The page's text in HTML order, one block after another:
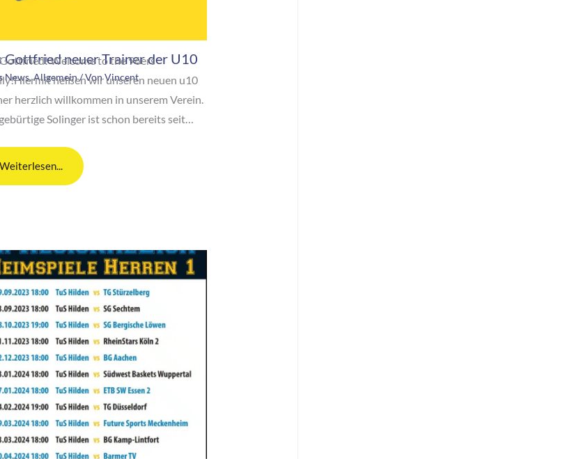
Gottfried neuer Trainer der U10
News,Allgemein/ VonVincent
Welcome to the 96ers
heißen wir unseren neuen u10
herzlich willkommen in unserem Verein.
Solinger ist schon bereits seit…
Weiterlesen...